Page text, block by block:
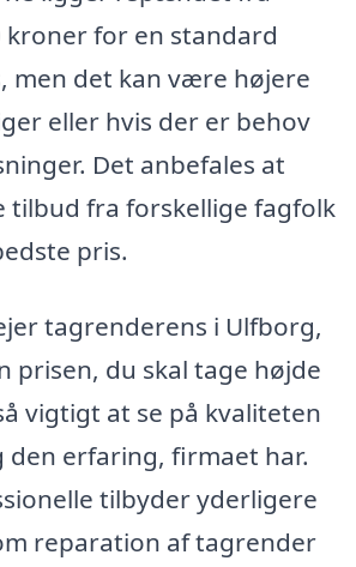
kroner for en standard
men det kan være højere
eller hvis der er behov
Det anbefales at
tilbud fra forskellige fagfolk
pris.
tagrenderens i Ulfborg,
prisen, du skal tage højde
vigtigt at se på kvaliteten
den erfaring, firmaet har.
tilbyder yderligere
reparation af tagrender